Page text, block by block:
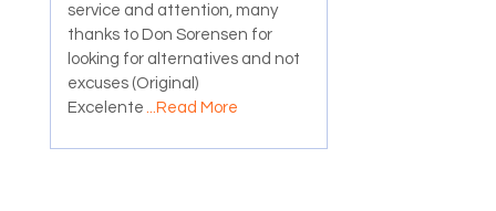
service and attention, many
thanks to Don Sorensen for
looking for alternatives and not
excuses (Original)
Excelente
...Read More